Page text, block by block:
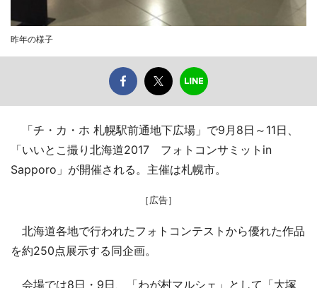
昨年の様子
「チ・カ・ホ 札幌駅前通地下広場」で9月8日～11日、
「いいとこ撮り北海道2017 フォトコンサミットin
Sapporo」が開催される。主催は札幌市。
［広告］
北海道各地で行われたフォトコンテストから優れた作品
を約250点展示する同企画。
会場では8日・9日、「わが村マルシェ」として「大塚